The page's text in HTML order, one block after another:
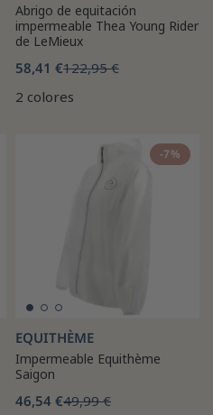
Abrigo de equitación
impermeable Thea Young Rider
de LeMieux
58,41 €122,95 €
2 colores
-7%
EQUITHÈME
Impermeable Equithème
Saigon
46,54 €49,99 €